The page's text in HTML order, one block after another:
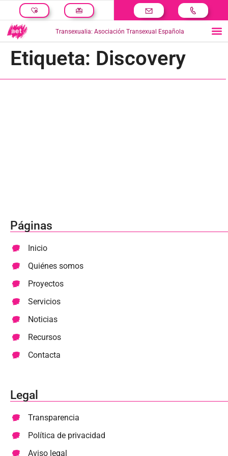
Transexualia: Asociación Transexual Española
Etiqueta: Discovery
Páginas
Inicio
Quiénes somos
Proyectos
Servicios
Noticias
Recursos
Contacta
Legal
Transparencia
Política de privacidad
Aviso legal